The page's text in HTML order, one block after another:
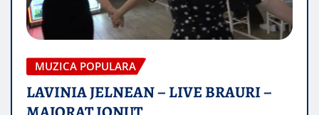
MUZICA POPULARA
LAVINIA JELNEAN – LIVE BRAURI –